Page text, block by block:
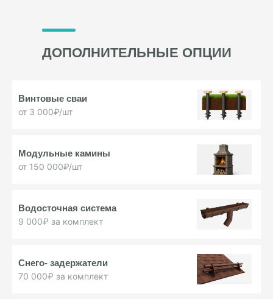
ДОПОЛНИТЕЛЬНЫЕ ОПЦИИ
Винтовые сваи
от 3 000₽/шт
Модульные камины
от 150 000₽/шт
Водосточная система
9 000₽ за комплект
Снего- задержатели
70 000₽ за комплект